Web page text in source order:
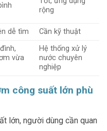
rộng
dễ tìm
Cần kỹ thuật
vừa
Hệ thống xử lý
nước chuyên
nghiệp
công suất lớn phù
lớn, người dùng cần quan